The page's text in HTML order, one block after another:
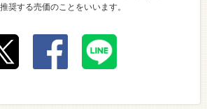
奨する売価のことをいいます。